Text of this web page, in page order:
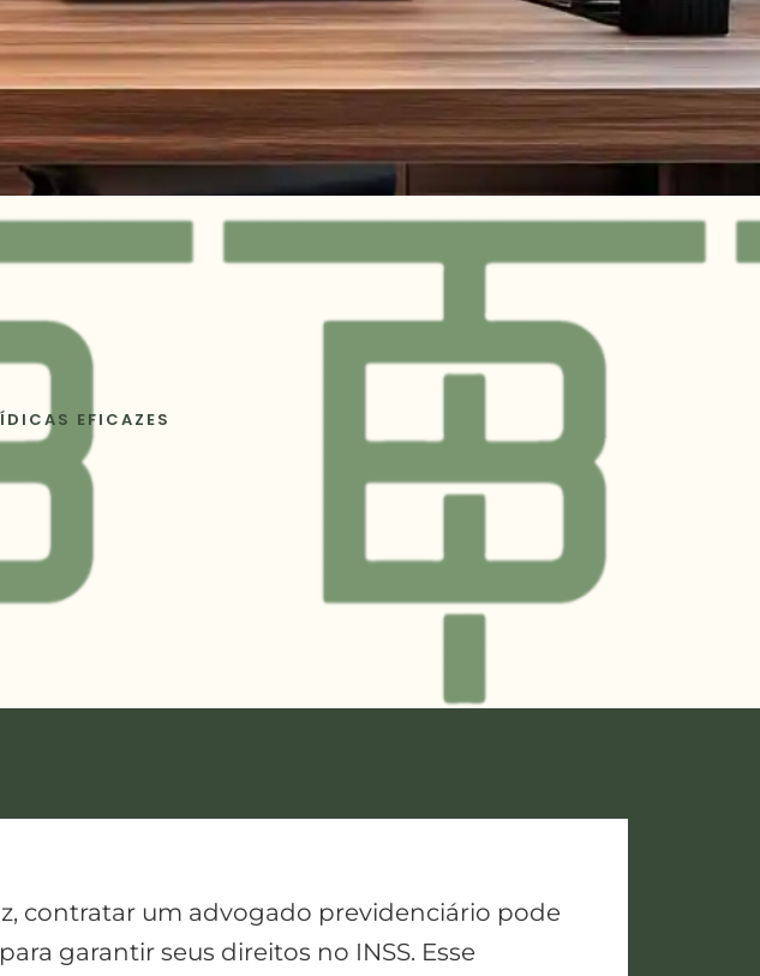
EFICAZES
contratar um advogado previdenciário pode
garantir seus direitos no INSS. Esse